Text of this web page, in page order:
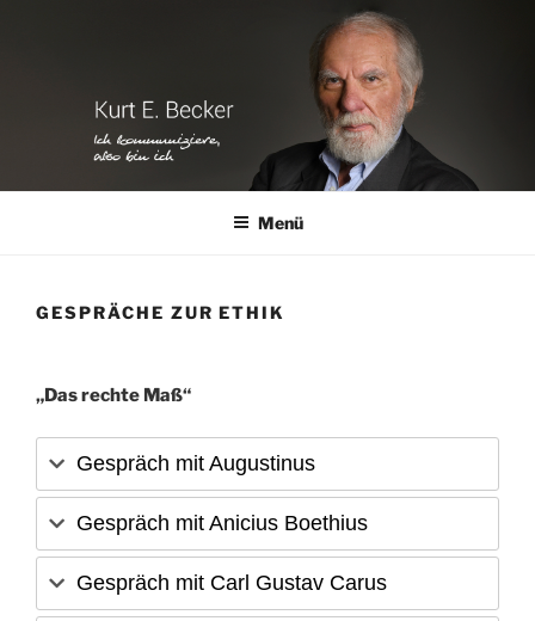
Menü
GESPRÄCHE ZUR ETHIK
„Das rechte Maß“
Gespräch mit Augustinus
Gespräch mit Anicius Boethius
Gespräch mit Carl Gustav Carus